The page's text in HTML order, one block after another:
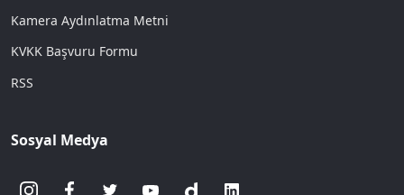
Kamera Aydınlatma Metni
KVKK Başvuru Formu
RSS
Sosyal Medya